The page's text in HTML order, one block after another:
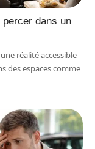
dans un
réalité accessible
des espaces comme